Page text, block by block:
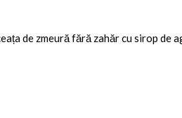
de zmeură fără zahăr cu sirop de